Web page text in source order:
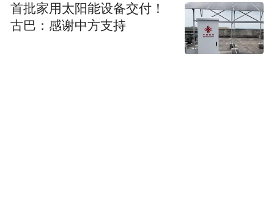
首批家用太阳能设备交付！
古巴：感谢中方支持